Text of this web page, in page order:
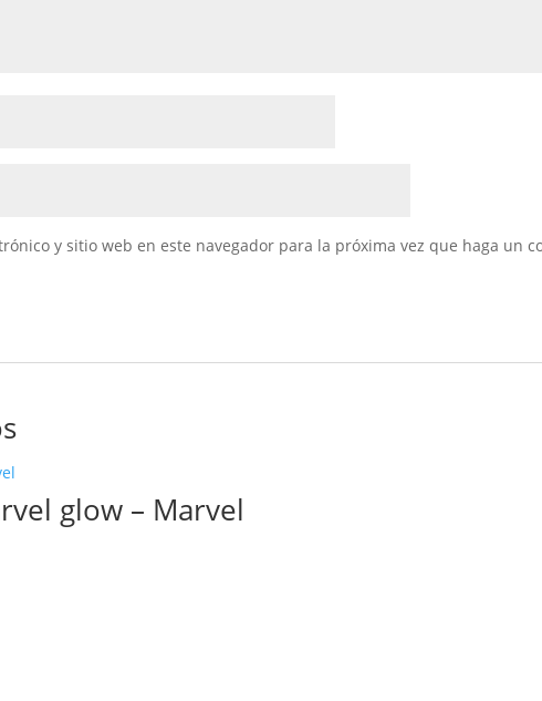
y sitio web en este navegador para la próxima vez que haga un
glow – Marvel